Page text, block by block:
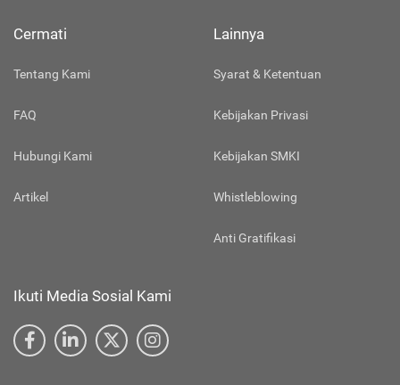
Cermati
Tentang Kami
FAQ
Hubungi Kami
Artikel
Lainnya
Syarat & Ketentuan
Kebijakan Privasi
Kebijakan SMKI
Whistleblowing
Anti Gratifikasi
Ikuti Media Sosial Kami